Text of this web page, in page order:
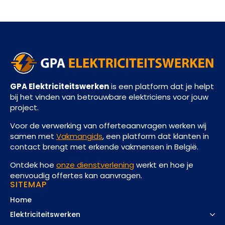
GPA Elektriciteitswerkenis een platform dat je helpt
bij het vinden van betrouwbare elektriciens voor jouw
project.
Voor de verwerking van offerteaanvragen werken wij
samen met Vakmangids, een platform dat klanten in
contact brengt met erkende vakmensen in België.
Ontdek hoe onze dienstverleningwerkt en hoe je
eenvoudig offertes kan aanvragen.
SITEMAP
Home
Elektriciteitswerken